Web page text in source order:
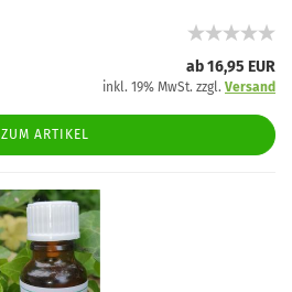
ab 16,95 EUR
inkl. 19% MwSt. zzgl. Versand
ZUM ARTIKEL